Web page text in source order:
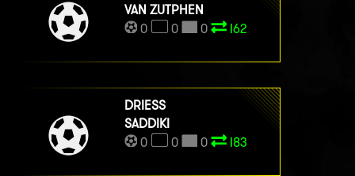
VAN ZUTPHEN
0
0 0 I62
DRIESS
SADDIKI
0
0 0 I83